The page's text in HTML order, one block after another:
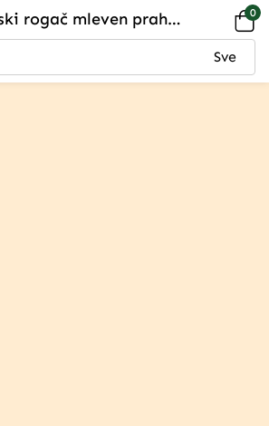
Organski rogač mleven prah – Podrška metabolizmu i kostima 0